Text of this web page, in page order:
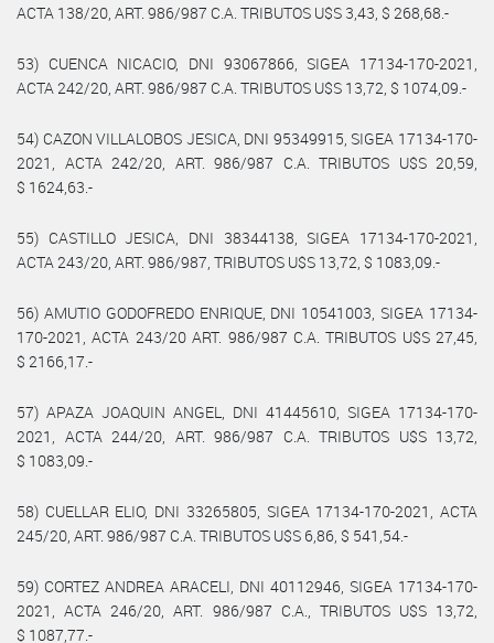
ACTA 138/20, ART. 986/987 C.A. TRIBUTOS U$S 3,43, $ 268,68.-
53) CUENCA NICACIO, DNI 93067866, SIGEA 17134-170-2021,
ACTA 242/20, ART. 986/987 C.A. TRIBUTOS U$S 13,72, $ 1074,09.-
54) CAZON VILLALOBOS JESICA, DNI 95349915, SIGEA 17134-170-
2021, ACTA 242/20, ART. 986/987 C.A. TRIBUTOS U$S 20,59,
$ 1624,63.-
55) CASTILLO JESICA, DNI 38344138, SIGEA 17134-170-2021,
ACTA 243/20, ART. 986/987, TRIBUTOS U$S 13,72, $ 1083,09.-
56) AMUTIO GODOFREDO ENRIQUE, DNI 10541003, SIGEA 17134-
170-2021, ACTA 243/20 ART. 986/987 C.A. TRIBUTOS U$S 27,45,
$ 2166,17.-
57) APAZA JOAQUIN ANGEL, DNI 41445610, SIGEA 17134-170-
2021, ACTA 244/20, ART. 986/987 C.A. TRIBUTOS U$S 13,72,
$ 1083,09.-
58) CUELLAR ELIO, DNI 33265805, SIGEA 17134-170-2021, ACTA
245/20, ART. 986/987 C.A. TRIBUTOS U$S 6,86, $ 541,54.-
59) CORTEZ ANDREA ARACELI, DNI 40112946, SIGEA 17134-170-
2021, ACTA 246/20, ART. 986/987 C.A., TRIBUTOS U$S 13,72,
$ 1087,77.-